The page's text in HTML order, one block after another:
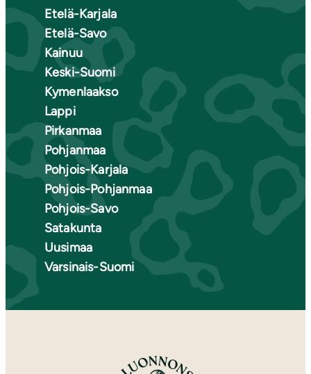
Etelä-Karjala
Etelä-Savo
Kainuu
Keski-Suomi
Kymenlaakso
Lappi
Pirkanmaa
Pohjanmaa
Pohjois-Karjala
Pohjois-Pohjanmaa
Pohjois-Savo
Satakunta
Uusimaa
Varsinais-Suomi